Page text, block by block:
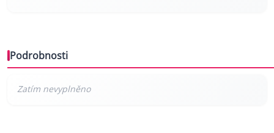
Podrobnosti